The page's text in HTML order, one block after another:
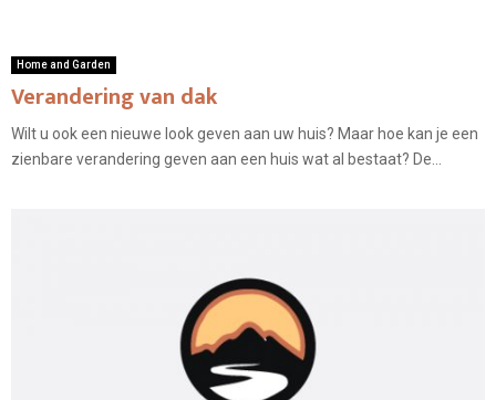
Home and Garden
Verandering van dak
Wilt u ook een nieuwe look geven aan uw huis? Maar hoe kan je een
zienbare verandering geven aan een huis wat al bestaat? De...